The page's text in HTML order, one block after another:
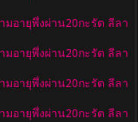
มอายุพึ่งผ่าน20กะรัต ลีลา
มอายุพึ่งผ่าน20กะรัต ลีลา
มอายุพึ่งผ่าน20กะรัต ลีลา
มอายุพึ่งผ่าน20กะรัต ลีลา